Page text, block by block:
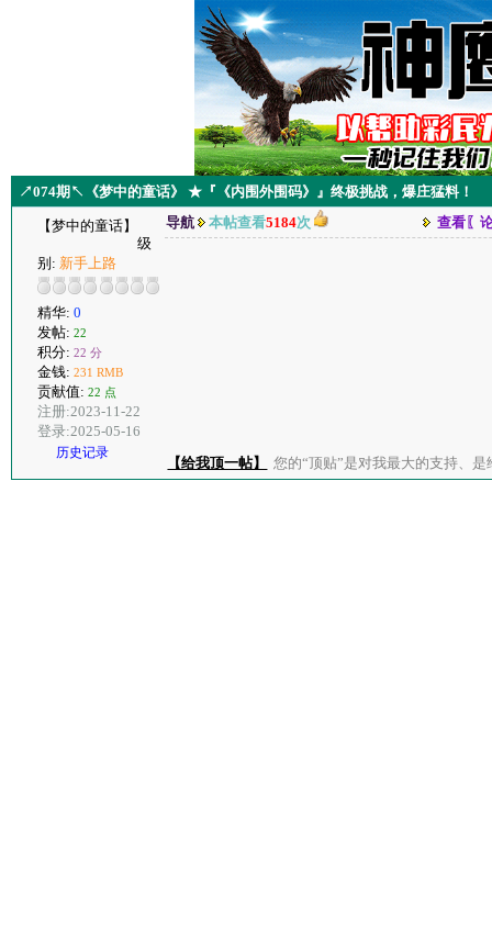
↗074期↖《梦中的童话》 ★『《内围外围码》』终极挑战，爆庄猛料！
【梦中的童话】
级
别: 新手上路
精华: 0
发帖: 22
积分: 22 分
金钱: 231 RMB
贡献值: 22 点
注册:2023-11-22
登录:2025-05-16
历史记录
导航 本帖查看5184次 查看〖
【给我顶一帖】 您的“顶贴”是对我最大的支持、